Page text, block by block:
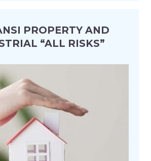
PROPERTY AND
“ALL RISKS”